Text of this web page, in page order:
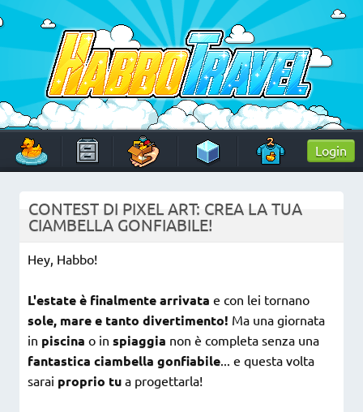
Skip
to
content
HabboTravel
Un viaggio di pixel!
Login
CONTEST DI PIXEL ART: CREA LA TUA
CIAMBELLA GONFIABILE!
Hey, Habbo!
L'estate è finalmente arrivata e con lei tornano
sole, mare e tanto divertimento! Ma una giornata
in piscina o in spiaggia non è completa senza una
fantastica ciambella gonfiabile... e questa volta
sarai proprio tu a progettarla!